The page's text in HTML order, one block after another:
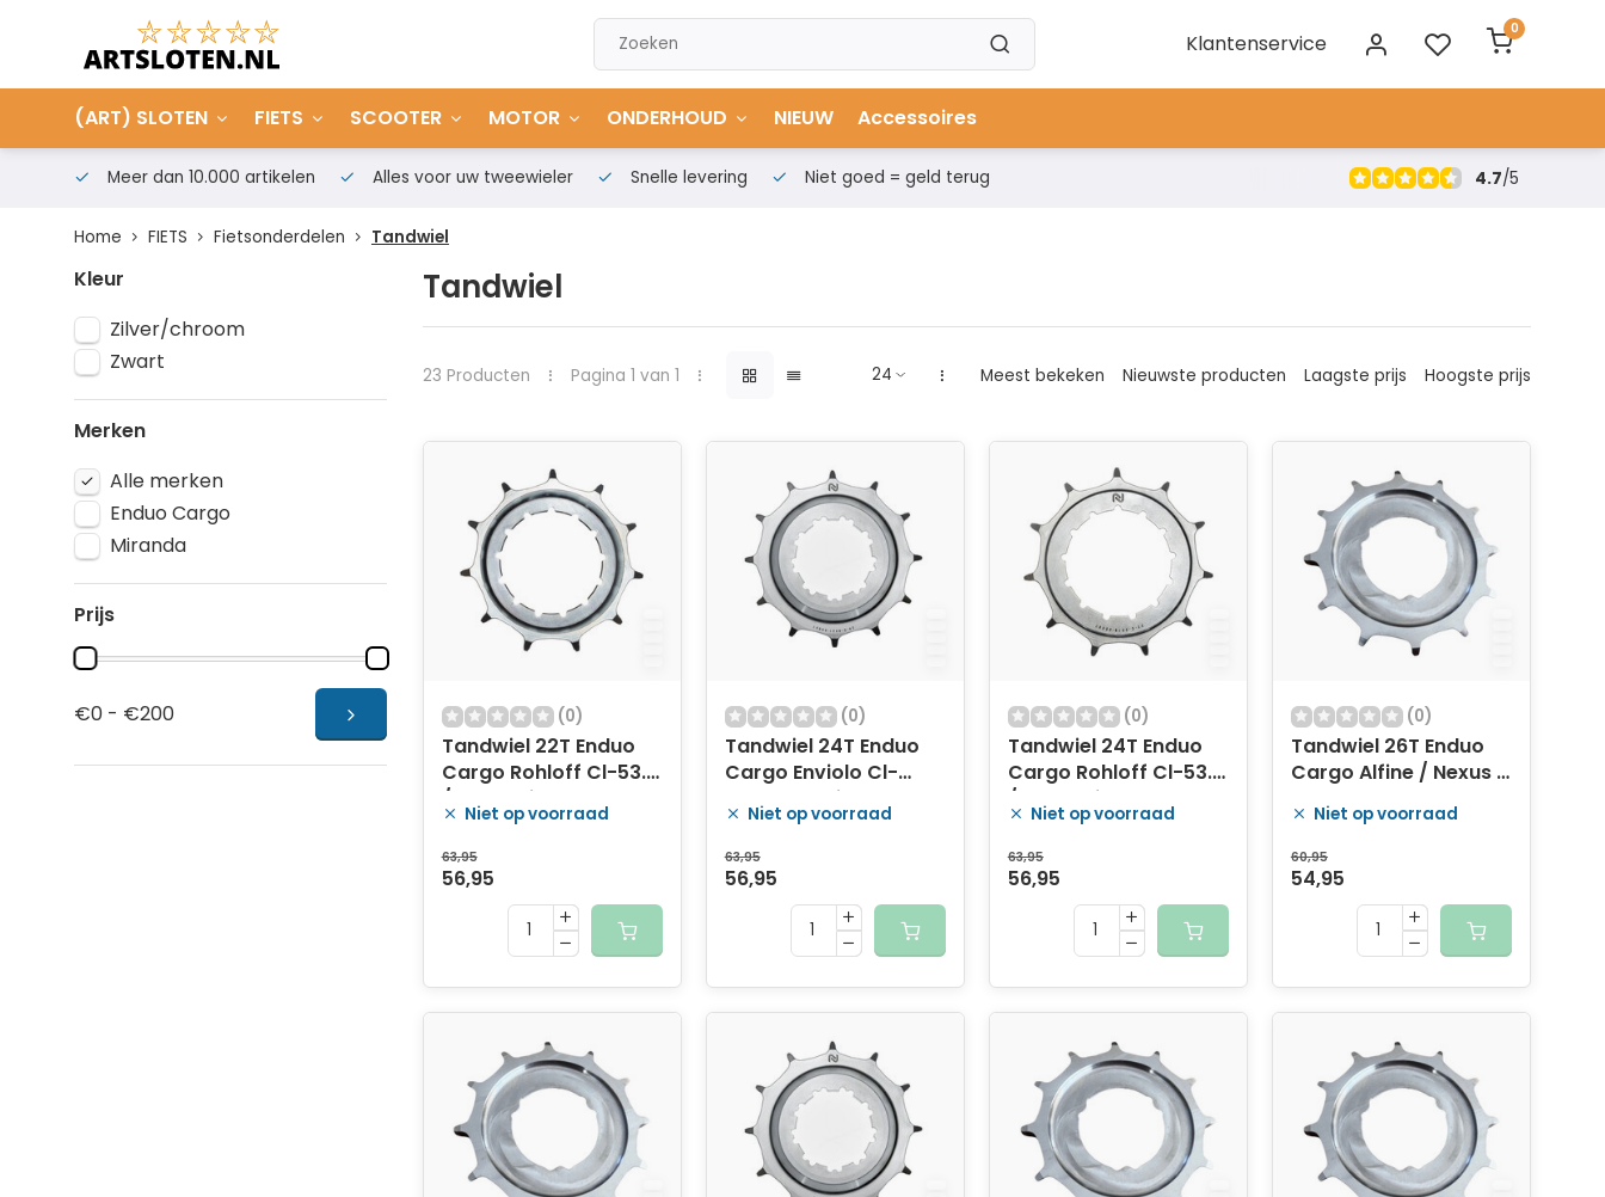
Klantenservice
0
(ART) SLOTEN FIETS SCOOTER MOTOR ONDERHOUD NIEUW Accessoires
Meer dan 10.000 artikelen Alles voor uw tweewieler Snelle levering Niet goed = geld terug 4.7/5
Home FIETS Fietsonderdelen Tandwiel
Kleur
Zilver/chroom
Zwart
Merken
Alle merken
Enduo Cargo
Miranda
Prijs
€0 - €200
Tandwiel
23 Producten Pagina 1 van 1 Meest bekeken Nieuwste producten Laagste prijs Hoogste prijs
(0)
Tandwiel 22T Enduo
Cargo Rohloff Cl-53.0
/ 54.7 - zilver
Niet op voorraad
63,95
56,95
(0)
Tandwiel 24T Enduo
Cargo Enviolo Cl-
45.5mm - zilver
Niet op voorraad
63,95
56,95
(0)
Tandwiel 24T Enduo
Cargo Rohloff Cl-53.0
/ 54.7 - zilver
Niet op voorraad
63,95
56,95
(0)
Tandwiel 26T Enduo
Cargo Alfine / Nexus /
Sturmey Archer -
zilver
Niet op voorraad
60,95
54,95